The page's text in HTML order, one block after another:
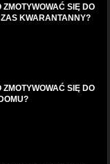
SIĘ DO
KWARANTANNY?
SIĘ DO